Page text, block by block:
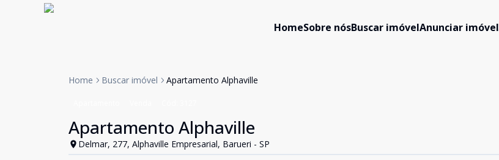
HomeSobre nósBuscar imóvelAnunciar imóvel
Home Buscar imóvel Apartamento Alphaville
Apartamento Alphaville
Delmar, 277, Alphaville Empresarial, Barueri - SP